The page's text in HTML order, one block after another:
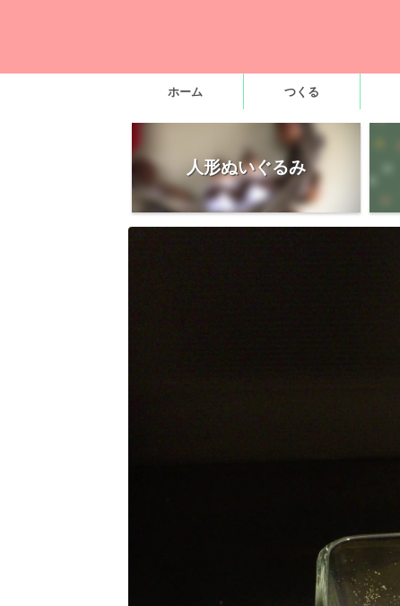
ホーム つくる
人形ぬいぐるみ